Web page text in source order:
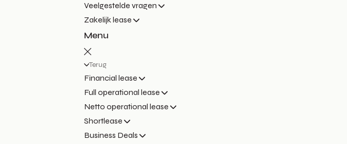
Veelgestelde vragen
Zakelijk lease
Menu
Terug
Financial lease
Full operational lease
Netto operational lease
Shortlease
Business Deals